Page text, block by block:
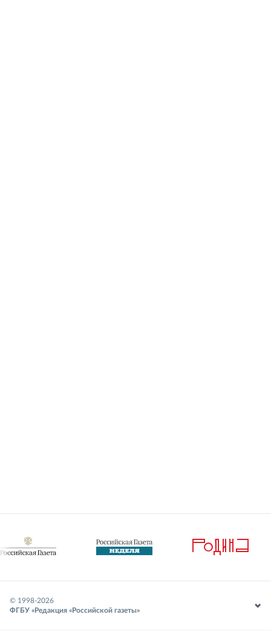
© 1998-2026
ФГБУ «Редакция «Российской газеты»